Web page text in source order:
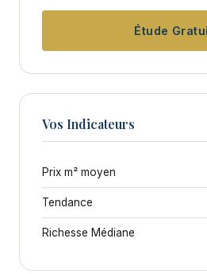
Étude
Vos Indicateurs
Prix m² moyen
Tendance
Richesse Médiane